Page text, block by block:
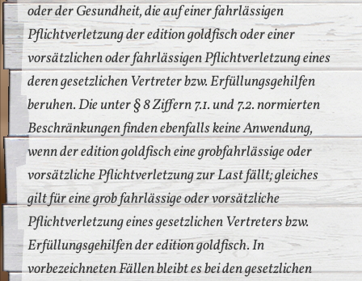
oder der Gesundheit, die auf einer fahrlässigen
Pflichtverletzung der edition goldfisch oder einer
vorsätzlichen oder fahrlässigen Pflichtverletzung eines
deren gesetzlichen Vertreter bzw. Erfüllungsgehilfen
beruhen. Die unter § 8 Ziffern 7.1. und 7.2. normierten
Beschränkungen finden ebenfalls keine Anwendung,
wenn der edition goldfisch eine grobfahrlässige oder
vorsätzliche Pflichtverletzung zur Last fällt; gleiches
gilt für eine grob fahrlässige oder vorsätzliche
Pflichtverletzung eines gesetzlichen Vertreters bzw.
Erfüllungsgehilfen der edition goldfisch. In
vorbezeichneten Fällen bleibt es bei den gesetzlichen